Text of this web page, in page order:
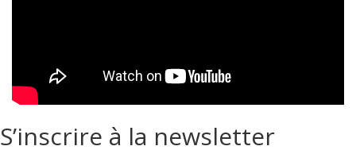
S’inscrire à la newsletter